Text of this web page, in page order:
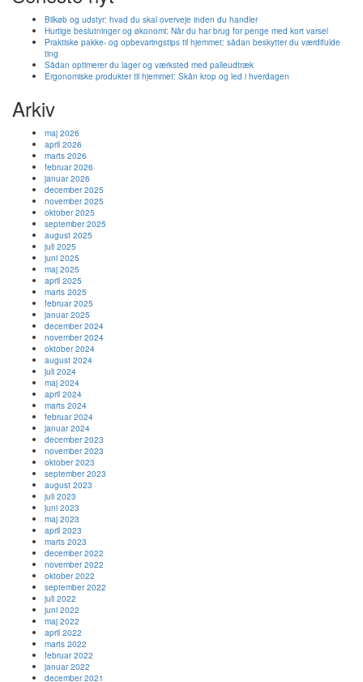
Bilkøb og udstyr: hvad du skal overveje inden du handler
Hurtige beslutninger og økonomi: Når du har brug for penge med kort varsel
Praktiske pakke- og opbevaringstips til hjemmet: sådan beskytter du værdifulde
ting
Sådan optimerer du lager og værksted med palleudtræk
Ergonomiske produkter til hjemmet: Skån krop og led i hverdagen
Arkiv
maj 2026
april 2026
marts 2026
februar 2026
januar 2026
december 2025
november 2025
oktober 2025
september 2025
august 2025
juli 2025
juni 2025
maj 2025
april 2025
marts 2025
februar 2025
januar 2025
december 2024
november 2024
oktober 2024
august 2024
juli 2024
maj 2024
april 2024
marts 2024
februar 2024
januar 2024
december 2023
november 2023
oktober 2023
september 2023
august 2023
juli 2023
juni 2023
maj 2023
april 2023
marts 2023
december 2022
november 2022
oktober 2022
september 2022
juli 2022
juni 2022
maj 2022
april 2022
marts 2022
februar 2022
januar 2022
december 2021